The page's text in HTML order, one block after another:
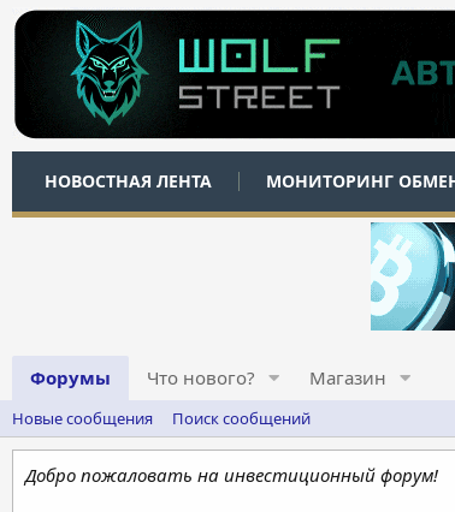
НОВОСТНАЯ ЛЕНТА МОНИТОРИНГ
Форумы Что нового? Магазин
Новые сообщения Поиск сообщений
Добро пожаловать на инвестиционный форум!